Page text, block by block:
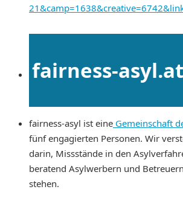
fairness-asyl.at
fairness-asyl ist eine Gemeinschaft
fünf engagierten Personen. Wir
darin, Missstände in den
beratend Asylwerbern und
stehen.